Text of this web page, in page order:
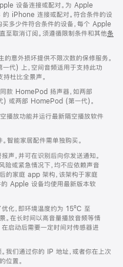
设备连接或配对。为 Apple
iPhone 连接或配对。符合条件的设
买多少件符合条件的设备，每个 Apple
至取消订阅。须遵循限制条件和其他条
意外损坏提供不限次数的保修服务。
) 上，空间音频适用于支持此功
杜比全景声。
款 HomePod 扬声器，如两部
或两部 HomePod (第一代)。
播放功能并运行最新隔空播放软件
能家居配件需单独购买。
声，并可在识别后向你发送通知。
险或紧急情况下，均不应依赖声音
的家庭 app 架构，该架构于家庭
Apple 设备均使用最新版本软
化，即环境温度约为 15ºC 至
在长时间以高音量播放音频等情
启动后需要一定时间对传感器进
我们通过你的 IP 地址，或者你在上次
位置。